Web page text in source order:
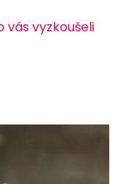
vás vyzkoušeli